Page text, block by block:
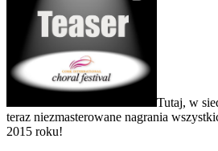
Tutaj, w
teraz niezmasterowane nagrania
2015 roku!